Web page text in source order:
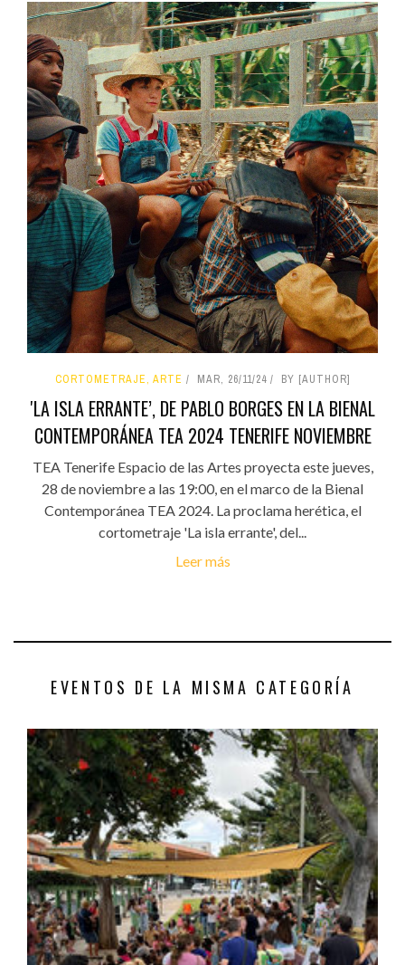
CORTOMETRAJE, ARTE MAR, 26/11/24 BY [AUTHOR]
'LA ISLA ERRANTE’, DE PABLO BORGES EN LA BIENAL
CONTEMPORÁNEA TEA 2024 TENERIFE NOVIEMBRE
TEA Tenerife Espacio de las Artes proyecta este jueves,
28 de noviembre a las 19:00, en el marco de la Bienal
Contemporánea TEA 2024. La proclama herética, el
cortometraje 'La isla errante', del...
Leer más
EVENTOS DE LA MISMA CATEGORÍA